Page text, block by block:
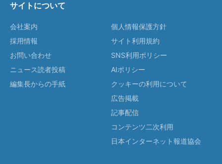
サイトについて
会社案内
採用情報
お問い合わせ
ニュース読者投稿
編集長からの手紙
個人情報保護方針
サイト利用規約
SNS利用ポリシー
AIポリシー
クッキーの利用について
広告掲載
記事配信
コンテンツ二次利用
日本インターネット報道協会